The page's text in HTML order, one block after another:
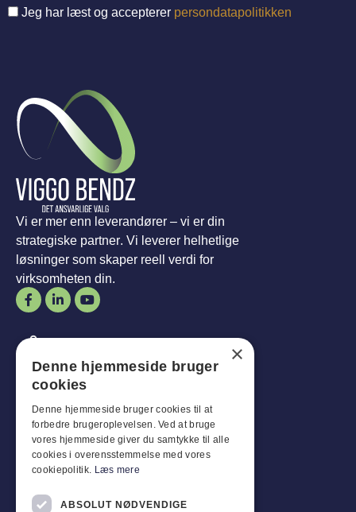
Jeg har læst og accepterer persondatapolitikken
Vi er mer enn leverandører – vi er din
strategiske partner. Vi leverer helhetlige
løsninger som skaper reell verdi for
virksomheten din.
Åpningstider
Mann-Mål: 07:30 - 16:00
Fredager:
Lør-Sønn: Stengt
Kundeservice
×
Denne hjemmeside bruger
cookies
Denne hjemmeside bruger cookies til at
forbedre brugeroplevelsen. Ved at bruge
vores hjemmeside giver du samtykke til alle
cookies i overensstemmelse med vores
cookiepolitik. Læs mere
ABSOLUT NØDVENDIGE